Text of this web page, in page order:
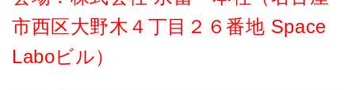
市西区大野木４丁目２６番地 Space
Laboビル）